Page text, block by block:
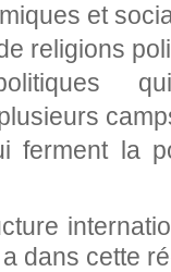
et
religions
ferment la
dans cette